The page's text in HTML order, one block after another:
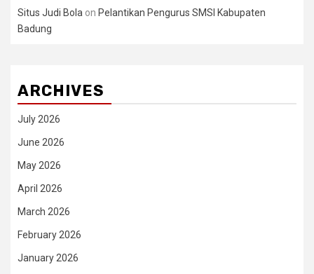
Situs Judi Bola on Pelantikan Pengurus SMSI Kabupaten
Badung
ARCHIVES
July 2026
June 2026
May 2026
April 2026
March 2026
February 2026
January 2026